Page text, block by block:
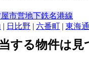
市営地下鉄名港線
| 日比野 | 六番町 | 東海通
する物件は